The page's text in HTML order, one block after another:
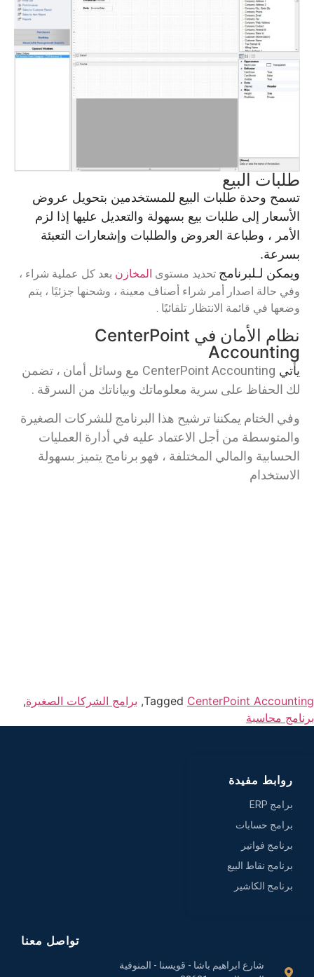
طلبات البيع
تسمح وحدة طلبات البيع للمستخدمين بتحويل عروض
الأسعار إلى طلبات بيع بسهولة والتعديل عليها إذا لزم
الأمر ، وطباعة العروض والطلبات وإشعارات التعبئة
بسرعة.
ويمكن لـلبرنامجتحديد مستوى المخازنبعد كل عملية شراء ،
وفي حالة اصدار أمر شراء أصناف معينة ، وشحنها جزئيًا ، يتم
وضعها في قائمة الانتظار تلقائيًا .
نظام الأمان في CenterPoint
Accounting​
يأتي
CenterPoint Accounting مع وسائل أمان ، تضمن
لك الحفاظ على سرية معلوماتك وبياناتك من السرقة .
وفي الختام يمكننا ترشيح هذا البرنامج للشركات الصغيرة
والمتوسطة من أجل الاعتماد عليه في أدارة العمليات
الحسابية والمالي المختلفة ، فهو برنامج يتميز بسهولة
الاستخدام
TaggedCenterPoint
, برامج الشركات الصغيرة,
محاسبة
تواصل معنا
شارع ابراهيم باشا - قويسنا - المنوفية
روابط مفيدة
برامج ERP
برامج حسابات
برنامج فواتير
برنامج نقاط البيع
برنامج الكاشير